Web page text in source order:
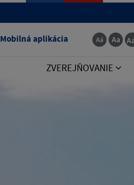
Mobilná aplikácia
ZVEREJŇOVANIE